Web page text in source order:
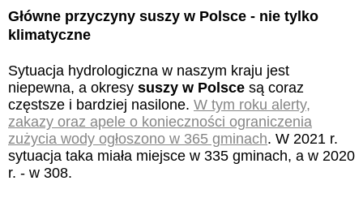
Główne przyczyny suszy w Polsce - nie tylko
klimatyczne
Sytuacja hydrologiczna w naszym kraju jest
niepewna, a okresy suszy w Polsce są coraz
częstsze i bardziej nasilone. W tym roku alerty,
zakazy oraz apele o konieczności ograniczenia
zużycia wody ogłoszono w 365 gminach. W 2021 r.
sytuacja taka miała miejsce w 335 gminach, a w 2020
r. - w 308.